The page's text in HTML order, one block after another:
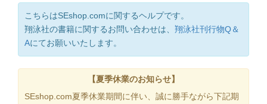
こちらはSEshop.comに関するヘルプです。
翔泳社の書籍に関するお問い合わせは、 翔泳社刊行物Q＆
Aにてお願いいたします。
【夏季休業のお知らせ】
SEshop.com夏季休業期間に伴い、誠に勝手ながら下記期